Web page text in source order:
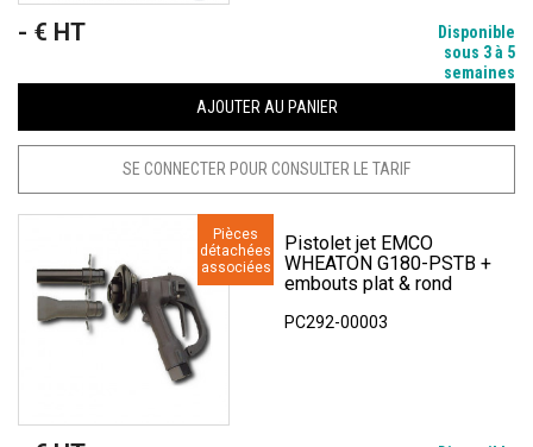
Prix
- € HT
Disponible
sous 3 à 5
semaines
AJOUTER AU PANIER
SE CONNECTER POUR CONSULTER LE TARIF
Pièces
détachées
associées
Pistolet jet EMCO
WHEATON G180-PSTB +
embouts plat & rond
PC292-00003